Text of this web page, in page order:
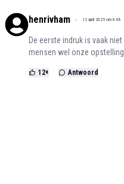
henrivham 12 april 2025 om 8:08
De eerste indruk is vaak
mensen wel onze
12+ Antwoord